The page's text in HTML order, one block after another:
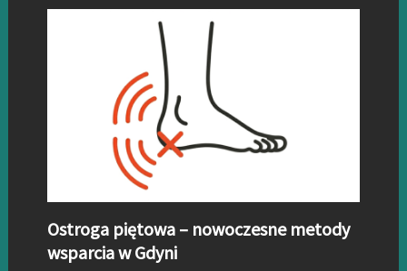
Ostroga piętowa – nowoczesne metody
wsparcia w Gdyni